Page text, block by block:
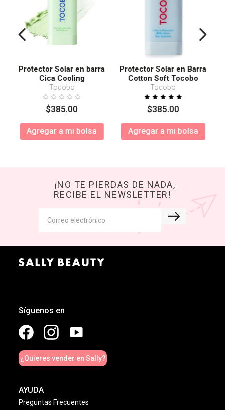
Protector Solar en barra
Cica Cooling
Tocobo
$385.00
Agregar a mi bolsa
Protector Solar en Barra
Cotton Soft Tocobo
SPF50+ PA++++
Tocobo
$385.00
Agregar a mi bolsa
¡NO TE PIERDAS DE NADA,
RECIBE EL NEWSLETTER!
Síguenos en
¿Quieres vender en Sally?
AYUDA
Preguntas Frecuentes